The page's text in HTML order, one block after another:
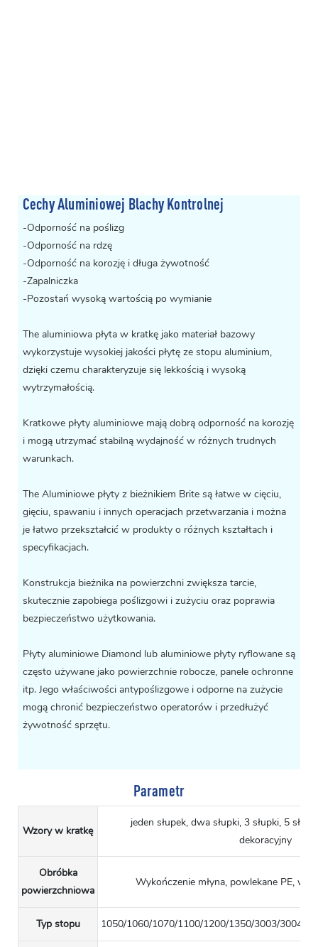
Cechy Aluminiowej Blachy Kontrolnej
-Odporność na poślizg
-Odporność na rdzę
-Odporność na korozję i długa żywotność
-Zapalniczka
-Pozostań wysoką wartością po wymianie
The aluminiowa płyta w kratkęjako materiał bazowy
wykorzystuje wysokiej jakości płytę ze stopu aluminium,
dzięki czemu charakteryzuje się lekkością i wysoką
wytrzymałością.
Kratkowe płyty aluminiowe mają dobrą odporność na korozję
i mogą utrzymać stabilną wydajność w różnych trudnych
warunkach.
The Aluminiowe płyty z bieżnikiem Britesą łatwe w cięciu,
gięciu, spawaniu i innych operacjach przetwarzania i można
je łatwo przekształcić w produkty o różnych kształtach i
specyfikacjach.
Konstrukcja bieżnika na powierzchni zwiększa tarcie,
skutecznie zapobiega poślizgowi i zużyciu oraz poprawia
bezpieczeństwo użytkowania.
Płyty aluminiowe Diamond lub aluminiowe płyty ryflowane są
często używane jako powierzchnie robocze, panele ochronne
itp. Jego właściwości antypoślizgowe i odporne na zużycie
mogą chronić bezpieczeństwo operatorów i przedłużyć
żywotność sprzętu.
Parametr
Wzory w kratkę
jeden słupek, dwa słupki, 3 słupki, 5
dekoracyjny
Obróbka
powierzchniowa
Wykończenie młyna, powlekane PE,
Typ stopu 1050/1060/1070/1100/1200/1350/3003/3004/